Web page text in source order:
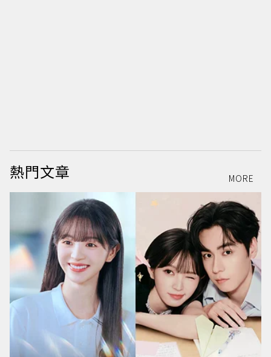
熱門文章 MORE